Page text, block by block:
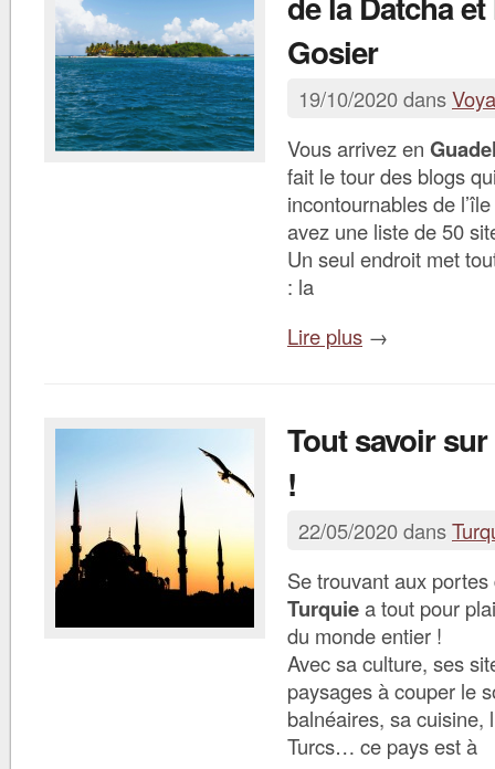
Gosier
19/10/2020 dans
Vous arrivez en
fait le tour des blogs
incontournables de
avez une liste de 50
Un seul endroit met
: la
Lire plus →
Tout savoir
!
22/05/2020 dans
Se trouvant aux portes
Turquiea tout pour
du monde entier !
Avec sa culture, ses
paysages à couper le
balnéaires, sa cuisine,
Turcs… ce pays est à